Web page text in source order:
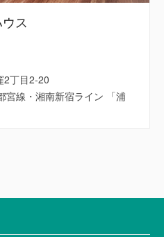
ス
2丁目2-20
宮線・湘南新宿ライン 「浦